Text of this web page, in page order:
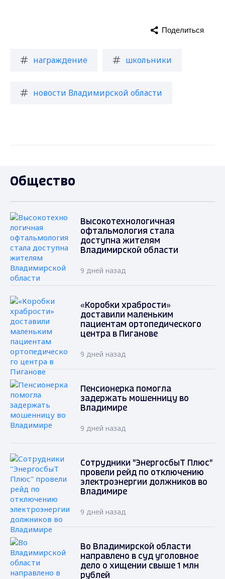
награждение школьники
новости Владимирской области
Поделиться
Общество
Высокотехнологичная
офтальмология стала
доступна жителям
Владимирской области
9 дней назад
«Коробки храбрости»
доставили маленьким
пациентам ортопедического
центра в Пиганове
9 дней назад
Пенсионерка помогла
задержать мошенницу во
Владимире
9 дней назад
Сотрудники "ЭнергосбыТ Плюс"
провели рейд по отключению
электроэнергии должников во
Владимире
9 дней назад
Во Владимирской области
направлено в суд уголовное
дело о хищении свыше 1 млн
рублей